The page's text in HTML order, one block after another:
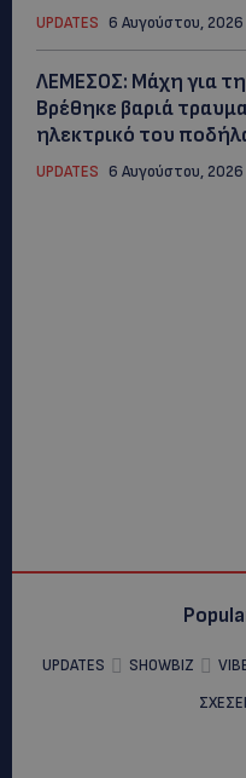
UPDATES 6 Αυγούστου, 2026
ΛΕΜΕΣΟΣ: Μάχη για
Βρέθηκε βαριά
ηλεκτρικό του
UPDATES 6 Αυγούστου, 2026
UPDATES SHOWBIZ